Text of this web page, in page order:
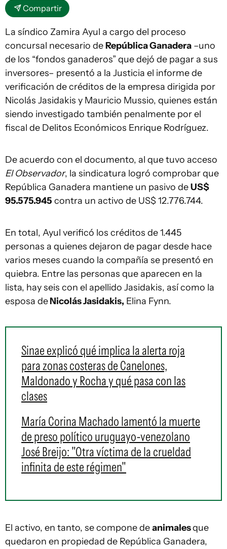
Compartir
La síndico Zamira Ayul a cargo del proceso
concursal necesario deRepública Ganadera –uno
de los “fondos ganaderos” que dejó de pagar a sus
inversores– presentó a la Justicia el informe de
verificación de créditos de la empresa dirigida por
Nicolás Jasidakis y Mauricio Mussio, quienes están
siendo investigado también penalmente por el
fiscal de Delitos Económicos Enrique Rodríguez.
De acuerdo con el documento, al que tuvo acceso
El Observador, la sindicatura logró comprobar que
República Ganadera mantiene un pasivo deUS$
95.575.945 contra un activo de US$ 12.776.744.
En total, Ayul verificó los créditos de 1.445
personas a quienes dejaron de pagar desde hace
varios meses cuando la compañía se presentó en
quiebra. Entre las personas que aparecen en la
lista, hay seis con el apellido Jasidakis, así como la
esposa deNicolás Jasidakis, Elina Fynn.
Sinae explicó qué implica la alerta roja
para zonas costeras de Canelones,
Maldonado y Rocha y qué pasa con las
clases
María Corina Machado lamentó la muerte
de preso político uruguayo-venezolano
José Breijo: "Otra víctima de la crueldad
infinita de este régimen"
El activo, en tanto, se compone deanimalesque
quedaron en propiedad de República Ganadera,